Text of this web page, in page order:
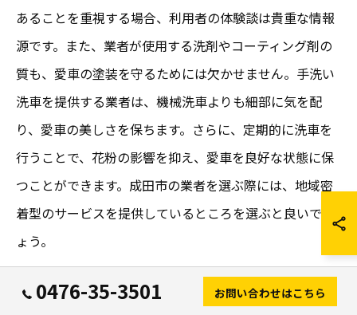
あることを重視する場合、利用者の体験談は貴重な情報
源です。また、業者が使用する洗剤やコーティング剤の
質も、愛車の塗装を守るためには欠かせません。手洗い
洗車を提供する業者は、機械洗車よりも細部に気を配
り、愛車の美しさを保ちます。さらに、定期的に洗車を
行うことで、花粉の影響を抑え、愛車を良好な状態に保
つことができます。成田市の業者を選ぶ際には、地域密
着型のサービスを提供しているところを選ぶと良いでし
ょう。
成田市のおすすめ洗車サービスの口コ
0476-35-3501 お問い合わせはこちら